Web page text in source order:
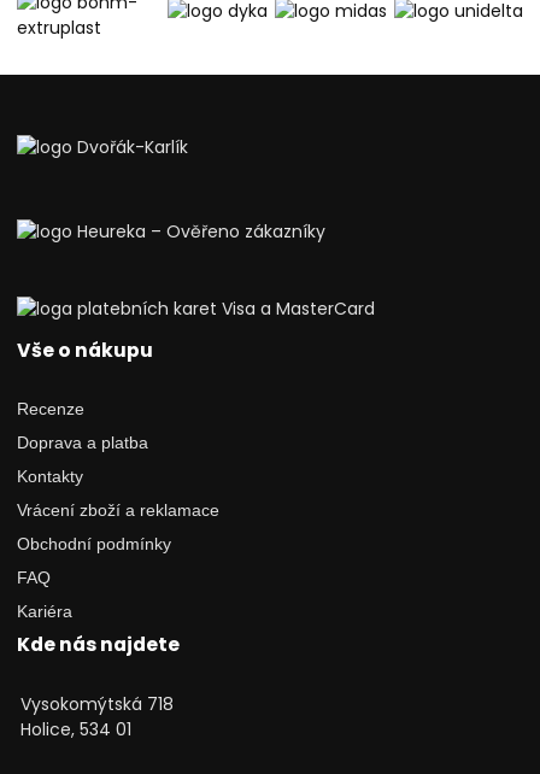
Vše o nákupu
Recenze
Doprava a platba
Kontakty
Vrácení zboží a reklamace
Obchodní podmínky
FAQ
Kariéra
Kde nás najdete
Vysokomýtská 718
Holice, 534 01